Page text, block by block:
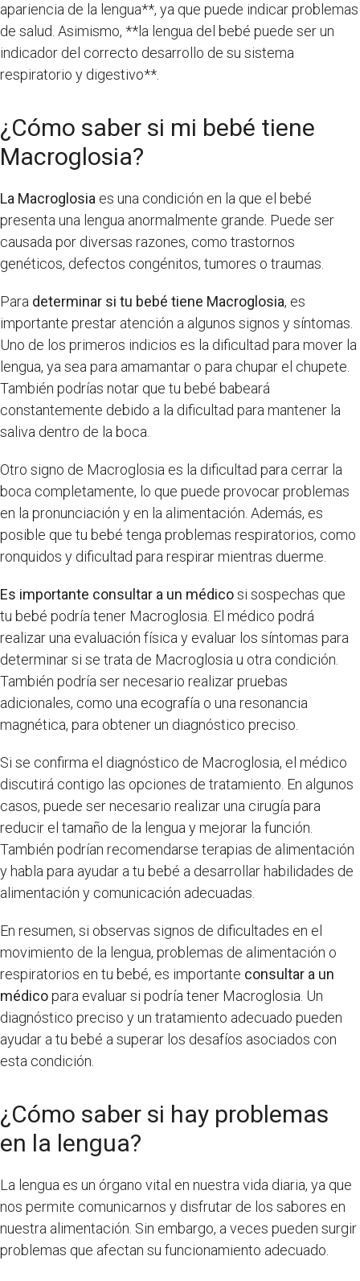
apariencia de la lengua**, ya que puede indicar problemas
de salud. Asimismo, **la lengua del bebé puede ser un
indicador del correcto desarrollo de su sistema
respiratorio y digestivo**.
¿Cómo saber si mi bebé tiene
Macroglosia?
La Macroglosia es una condición en la que el bebé
presenta una lengua anormalmente grande. Puede ser
causada por diversas razones, como trastornos
genéticos, defectos congénitos, tumores o traumas.
Para determinar si tu bebé tiene Macroglosia, es
importante prestar atención a algunos signos y síntomas.
Uno de los primeros indicios es la dificultad para mover la
lengua, ya sea para amamantar o para chupar el chupete.
También podrías notar que tu bebé babeará
constantemente debido a la dificultad para mantener la
saliva dentro de la boca.
Otro signo de Macroglosia es la dificultad para cerrar la
boca completamente, lo que puede provocar problemas
en la pronunciación y en la alimentación. Además, es
posible que tu bebé tenga problemas respiratorios, como
ronquidos y dificultad para respirar mientras duerme.
Es importante consultar a un médicosi sospechas que
tu bebé podría tener Macroglosia. El médico podrá
realizar una evaluación física y evaluar los síntomas para
determinar si se trata de Macroglosia u otra condición.
También podría ser necesario realizar pruebas
adicionales, como una ecografía o una resonancia
magnética, para obtener un diagnóstico preciso.
Si se confirma el diagnóstico de Macroglosia, el médico
discutirá contigo las opciones de tratamiento. En algunos
casos, puede ser necesario realizar una cirugía para
reducir el tamaño de la lengua y mejorar la función.
También podrían recomendarse terapias de alimentación
y habla para ayudar a tu bebé a desarrollar habilidades de
alimentación y comunicación adecuadas.
En resumen, si observas signos de dificultades en el
movimiento de la lengua, problemas de alimentación o
respiratorios en tu bebé, es importante consultar a un
médicopara evaluar si podría tener Macroglosia. Un
diagnóstico preciso y un tratamiento adecuado pueden
ayudar a tu bebé a superar los desafíos asociados con
esta condición.
¿Cómo saber si hay problemas
en la lengua?
La lengua es un órgano vital en nuestra vida diaria, ya que
nos permite comunicarnos y disfrutar de los sabores en
nuestra alimentación. Sin embargo, a veces pueden surgir
problemas que afectan su funcionamiento adecuado.